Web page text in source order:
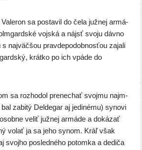
sa posta­vil do čela juž­nej armá­
voj­ská a nájsť svo­ju dáv­no
naj­väč­šou prav­de­po­dob­nos­ťou zaja­li
krát­ko po ich vpá­de do
sa roz­ho­dol pre­ne­chať svoj­mu najm­
zabi­tý Deldegar aj jedi­né­mu) syno­vi
veliť juž­nej armá­de a doká­zať
volať ja sa jeho synom. Kráľ však
svoj­ho posled­né­ho potom­ka a dedi­ča